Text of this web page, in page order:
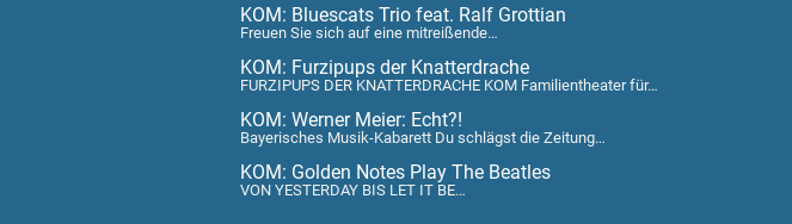
KOM: Bluescats Trio feat. Ralf Grottian
Freuen Sie sich auf eine mitreißende…
KOM: Furzipups der Knatterdrache
FURZIPUPS DER KNATTERDRACHE KOM Familientheater für…
KOM: Werner Meier: Echt?!
Bayerisches Musik-Kabarett Du schlägst die Zeitung…
KOM: Golden Notes Play The Beatles
VON YESTERDAY BIS LET IT BE…